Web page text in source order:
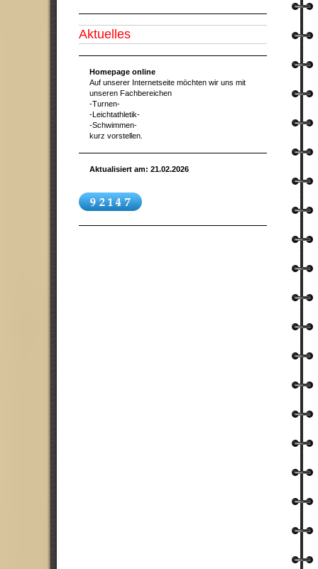
Aktuelles
Homepage online
Auf unserer Internetseite möchten wir uns mit
unseren Fachbereichen
-Turnen-
-Leichtathletik-
-Schwimmen-
kurz vorstellen.
Aktualisiert am: 21.02.2026